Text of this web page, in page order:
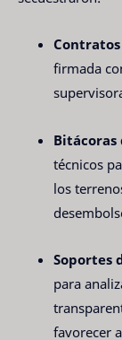
firmada
Bitácoras
técnicos
los
Soportes
para
favorecer